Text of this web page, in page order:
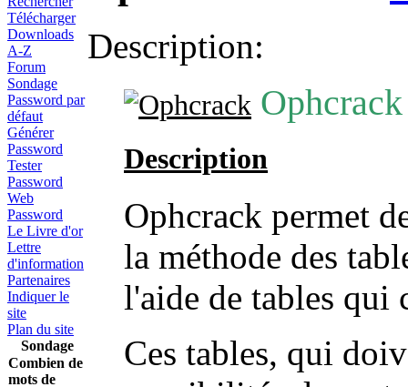
Télécharger
Downloads
A-Z
Forum
Sondage
Password par
défaut
Générer
Password
Tester
Password
Web
Password
Le Livre d'or
Lettre
d'information
Partenaires
Indiquer le
site
Plan du site
Sondage
Combien de
mots de
Description:
Description
Ophcrack permet
la méthode des
l'aide de tables qui
Ces tables, qui